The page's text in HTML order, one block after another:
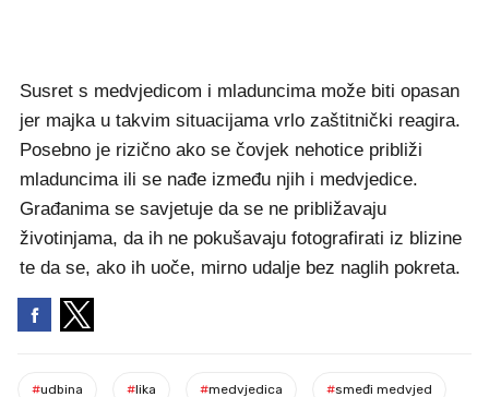
Susret s medvjedicom i mladuncima može biti opasan
jer majka u takvim situacijama vrlo zaštitnički reagira.
Posebno je rizično ako se čovjek nehotice približi
mladuncima ili se nađe između njih i medvjedice.
Građanima se savjetuje da se ne približavaju
životinjama, da ih ne pokušavaju fotografirati iz blizine
te da se, ako ih uoče, mirno udalje bez naglih pokreta.
#udbina #lika #medvjedica #smeđi medvjed